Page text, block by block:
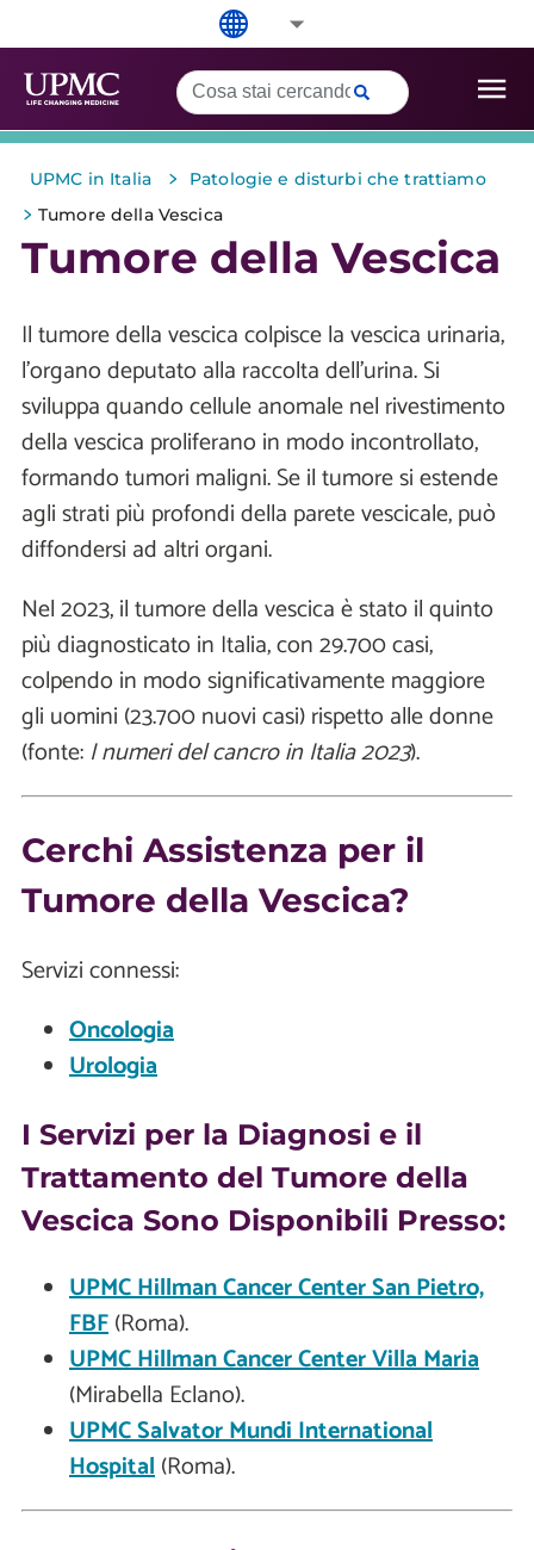
UPMC in Italia > Patologie e disturbi che trattiamo
> Tumore della Vescica
Tumore della Vescica
Il tumore della vescica colpisce la vescica urinaria,
l'organo deputato alla raccolta dell’urina. Si
sviluppa quando cellule anomale nel rivestimento
della vescica proliferano in modo incontrollato,
formando tumori maligni. Se il tumore si estende
agli strati più profondi della parete vescicale, può
diffondersi ad altri organi.
Nel 2023, il tumore della vescica è stato il quinto
più diagnosticato in Italia, con 29.700 casi,
colpendo in modo significativamente maggiore
gli uomini (23.700 nuovi casi) rispetto alle donne
(fonte: I numeri del cancro in Italia 2023).
Cerchi Assistenza per il
Tumore della Vescica?
Servizi connessi:
Oncologia
Urologia
I Servizi per la Diagnosi e il
Trattamento del Tumore della
Vescica Sono Disponibili Presso:
UPMC Hillman Cancer Center San Pietro,
FBF(Roma).
UPMC Hillman Cancer Center Villa Maria
(Mirabella Eclano).
UPMC Salvator Mundi International
Hospital(Roma).